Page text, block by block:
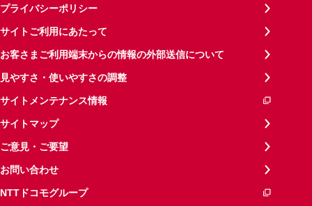
プライバシーポリシー
サイトご利用にあたって
お客さまご利用端末からの情報の外部送信について
見やすさ・使いやすさの調整
サイトメンテナンス情報
サイトマップ
ご意見・ご要望
お問い合わせ
NTTドコモグループ